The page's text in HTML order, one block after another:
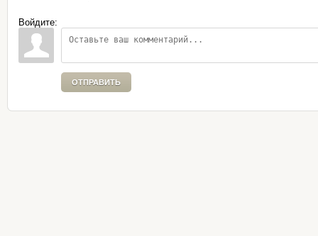
Войдите:
ОТПРАВИТЬ